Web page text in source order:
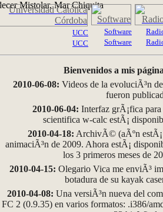
UCC
UCC
Software
Software
Bienvenidos a mis
2010-06-08: Videos de la evoluciÃ³n
fueron
2010-06-04: Interfaz grÃ¡fica
scientifica w-calc estÃ¡
2010-04-18: ArchivÃ© (aÃºn
animaciÃ³n de 2009. Ahora estÃ¡
los 3 primeros meses de
2010-04-15: Olegario Vica me enviÃ³
botadura de su kayak
2010-04-08: Una versiÃ³n nueva del
FC 2 (0.9.35) en varios formatos: .i386/